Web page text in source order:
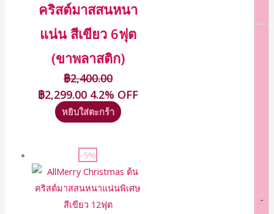
-
คริสต์มาสสนหนา
แน่น สีเขียว 6ฟุต
(ขาพลาสติก)
฿2,400.00
฿2,299.00 4.2% OFF
หยิบใส่ตะกร้า
-5%